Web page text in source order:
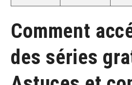
Comment
des séries